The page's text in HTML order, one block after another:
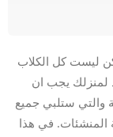
ليست كل الكلاب
لمنزلك يجب ان
كلاب الحراسة والتي ستلبي جميع
المنشئات. في هذا